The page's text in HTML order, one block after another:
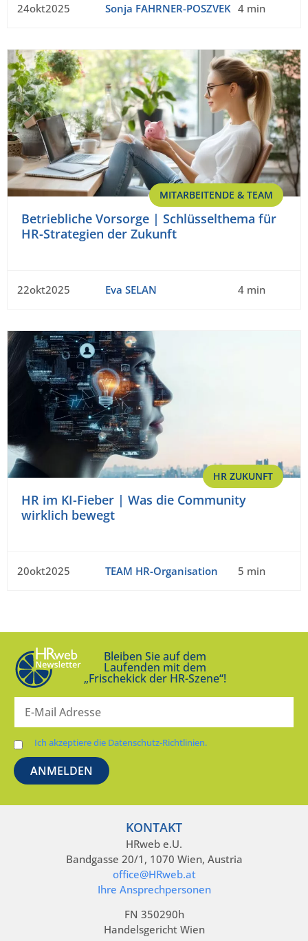
24okt2025 Sonja FAHRNER-POSZVEK 4 min
MITARBEITENDE & TEAM
Betriebliche Vorsorge | Schlüsselthema für
HR-Strategien der Zukunft
22okt2025 Eva SELAN 4 min
HR ZUKUNFT
HR im KI-Fieber | Was die Community
wirklich bewegt
20okt2025 TEAM HR-Organisation 5 min
Bleiben Sie auf dem
Laufenden mit dem
„Frischekick der HR-Szene“!
Ich akzeptiere die Datenschutz-Richtlinien.
KONTAKT
HRweb e.U.
Bandgasse 20/1, 1070 Wien, Austria
office@HRweb.at
Ihre Ansprechpersonen
FN 350290h
Handelsgericht Wien